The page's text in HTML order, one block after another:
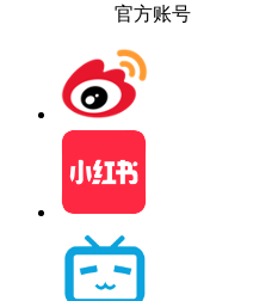
官方账号